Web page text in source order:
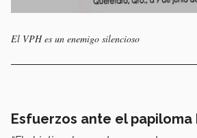
El VPH es un enemigo silencioso
Esfuerzos ante el papiloma